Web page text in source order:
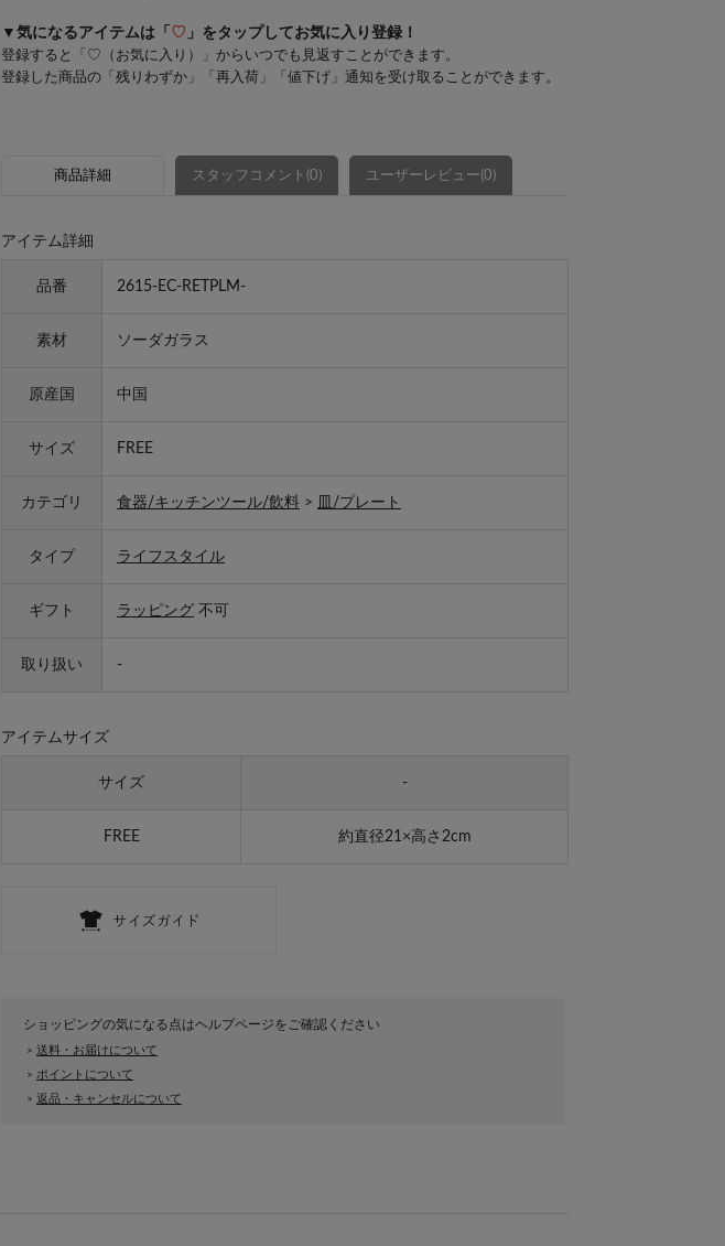
▼気になるアイテムは「 ♡ 」をタップしてお気に入り登録！
登録すると「♡（お気に入り）」からいつでも見返すことができます。
登録した商品の「残りわずか」「再入荷」「値下げ」通知を受け取ることができます。
商品詳細 スタッフコメント(0) ユーザーレビュー(0)
アイテム詳細
品番 2615-EC-RETPLM-
素材 ソーダガラス
原産国 中国
サイズ FREE
カテゴリ 食器/キッチンツール/飲料 > 皿/プレート
タイプ ライフスタイル
ギフト ラッピング 不可
取り扱い -
アイテムサイズ
サイズ -
FREE 約直径21×高さ2cm
ショッピングの気になる点はヘルプページをご確認ください
> 送料・お届けについて
> ポイントについて
> 返品・キャンセルについて